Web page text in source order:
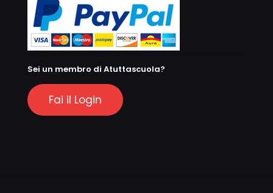
Sei un membro di Atuttascuola?
Fai il Login